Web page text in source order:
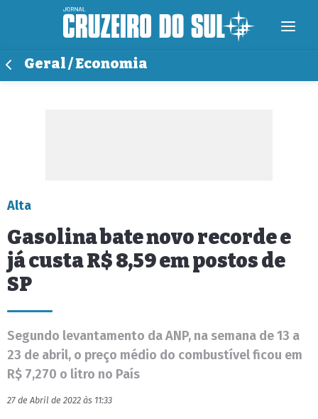
Geral / Economia
Alta
Gasolina bate novo recorde e
já custa R$ 8,59 em postos de
SP
Segundo levantamento da ANP, na semana de 13 a
23 de abril, o preço médio do combustível ficou em
R$ 7,270 o litro no País
27 de Abril de 2022 às 11:33